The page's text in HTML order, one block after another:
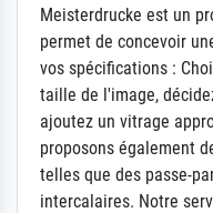
Meisterdrucke est un
permet de concevoir
vos spécifications :
taille de l'image,
ajoutez un vitrage
proposons également
telles que des passe-
intercalaires. Notre